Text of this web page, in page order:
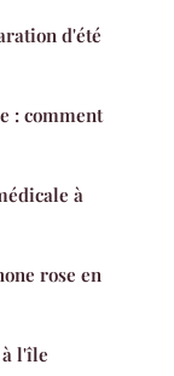
d'été
: comment
à
rose en
l'île